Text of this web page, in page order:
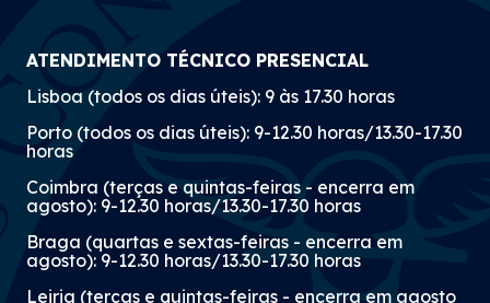
ATENDIMENTO TÉCNICO PRESENCIAL
Lisboa (todos os dias úteis): 9 às 17.30 horas
Porto (todos os dias úteis): 9-12.30 horas/13.30-17.30
horas
Coimbra (terças e quintas-feiras - encerra em
agosto): 9-12.30 horas/13.30-17.30 horas
Braga (quartas e sextas-feiras - encerra em
agosto): 9-12.30 horas/13.30-17.30 horas
Leiria (terças e quintas-feiras - encerra em agosto